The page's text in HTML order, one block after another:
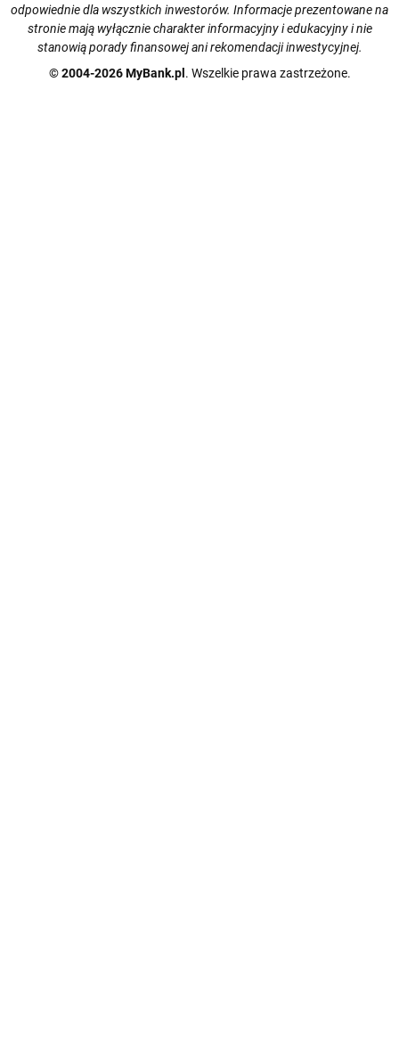
odpowiednie dla wszystkich inwestorów. Informacje prezentowane na
stronie mają wyłącznie charakter informacyjny i edukacyjny i nie
stanowią porady finansowej ani rekomendacji inwestycyjnej.
© 2004-2026 MyBank.pl . Wszelkie prawa zastrzeżone.